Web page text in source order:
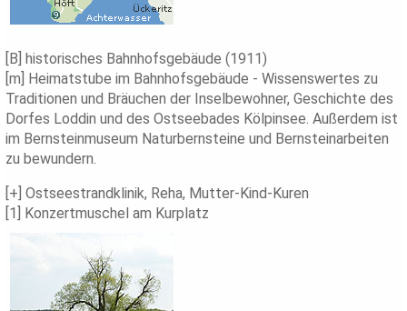
[B] historisches Bahnhofsgebäude (1911)
[m] Heimatstube im Bahnhofsgebäude - Wissenswertes zu
Traditionen und Bräuchen der Inselbewohner, Geschichte des
Dorfes Loddin und des Ostseebades Kölpinsee. Außerdem ist
im Bernsteinmuseum Naturbernsteine und Bernsteinarbeiten
zu bewundern.
[+] Ostseestrandklinik, Reha, Mutter-Kind-Kuren
[1] Konzertmuschel am Kurplatz